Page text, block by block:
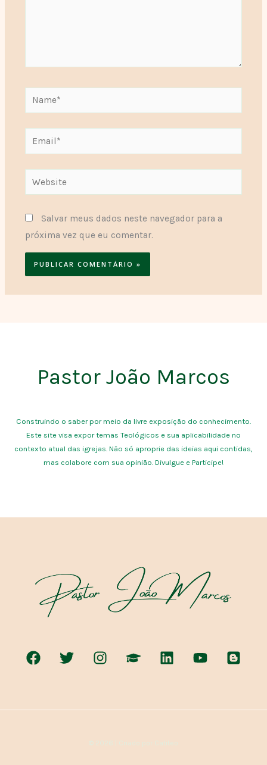
Name*
Email*
Website
Salvar meus dados neste navegador para a
próxima vez que eu comentar.
Pastor João Marcos
Construindo o saber por meio da livre exposição do conhecimento.
Este site visa expor temas Teológicos e sua aplicabilidade no
contexto atual das igrejas. Não só aproprie das ideias aqui contidas,
mas colabore com sua opinião. Divulgue e Participe!